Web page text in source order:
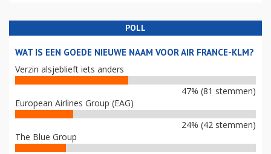
POLL
WAT IS EEN GOEDE NIEUWE NAAM VOOR AIR FRANCE-KLM?
Verzin alsjeblieft iets anders
47% (81 stemmen)
European Airlines Group (EAG)
24% (42 stemmen)
The Blue Group